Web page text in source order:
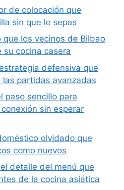
de colocación que
sin que lo sepas
que los vecinos de Bilbao
su cocina casera
defensiva que
partidas avanzadas
paso sencillo para
sin esperar
olvidado que
como nuevos
detalle del menú que
de la cocina asiática